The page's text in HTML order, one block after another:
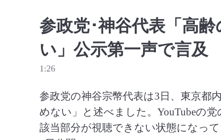
参政党･神谷代表「高
い」公示第一声で言及
1:26
参政党の神谷宗幣代表は3日、東京都
めない」と述べました。YouTubeの
該当部分が視聴できない状態になっ